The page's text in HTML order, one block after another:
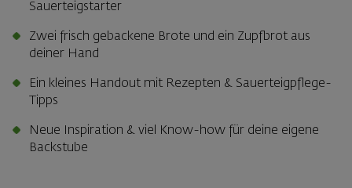
Sauerteigstarter
Zwei frisch gebackene Brote und ein Zupfbrot aus
deiner Hand
Ein kleines Handout mit Rezepten & Sauerteigpflege-
Tipps
Neue Inspiration & viel Know-how für deine eigene
Backstube